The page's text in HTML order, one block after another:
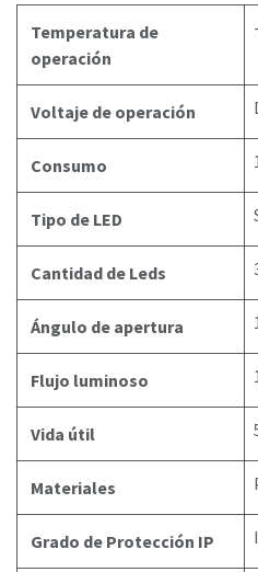
Temperatura de
operación
Voltaje de operación
Consumo
Tipo de LED
Cantidad de Leds
Ángulo de apertura
Flujo luminoso
Vida útil
Materiales
Grado de Protección IP